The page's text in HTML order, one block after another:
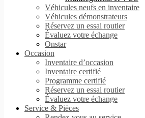
Véhicules neufs en inventaire
Véhicules démonstrateurs
Réservez un essai routier
Évaluez votre échange
Onstar
Occasion
Inventaire d’occasion
Inventaire certifié
Programme certifié
Réservez un essai routier
Évaluez votre échange
Service & Pièces